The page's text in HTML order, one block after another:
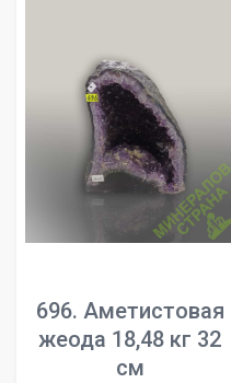
696. Аметистовая
жеода 18,48 кг 32
см